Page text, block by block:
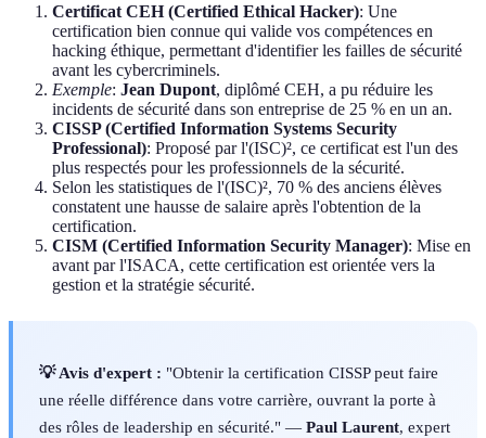
Certificat CEH (Certified Ethical Hacker): Une
certification bien connue qui valide vos compétences en
hacking éthique, permettant d'identifier les failles de sécurité
avant les cybercriminels.
Exemple: Jean Dupont, diplômé CEH, a pu réduire les
incidents de sécurité dans son entreprise de 25 % en un an.
CISSP (Certified Information Systems Security
Professional): Proposé par l'(ISC)², ce certificat est l'un des
plus respectés pour les professionnels de la sécurité.
Selon les statistiques de l'(ISC)², 70 % des anciens élèves
constatent une hausse de salaire après l'obtention de la
certification.
CISM (Certified Information Security Manager): Mise en
avant par l'ISACA, cette certification est orientée vers la
gestion et la stratégie sécurité.
💡 Avis d'expert : "Obtenir la certification CISSP peut faire
une réelle différence dans votre carrière, ouvrant la porte à
des rôles de leadership en sécurité." — Paul Laurent, expert